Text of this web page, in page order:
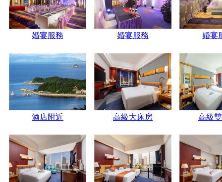
婚宴服務 婚宴服務 婚宴
酒店附近 高級大床房 高級